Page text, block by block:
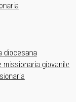
diocesana
missionaria giovanile